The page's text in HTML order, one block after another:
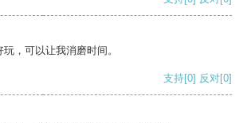
，可以让我消磨时间。
支持[0] 反对[0]